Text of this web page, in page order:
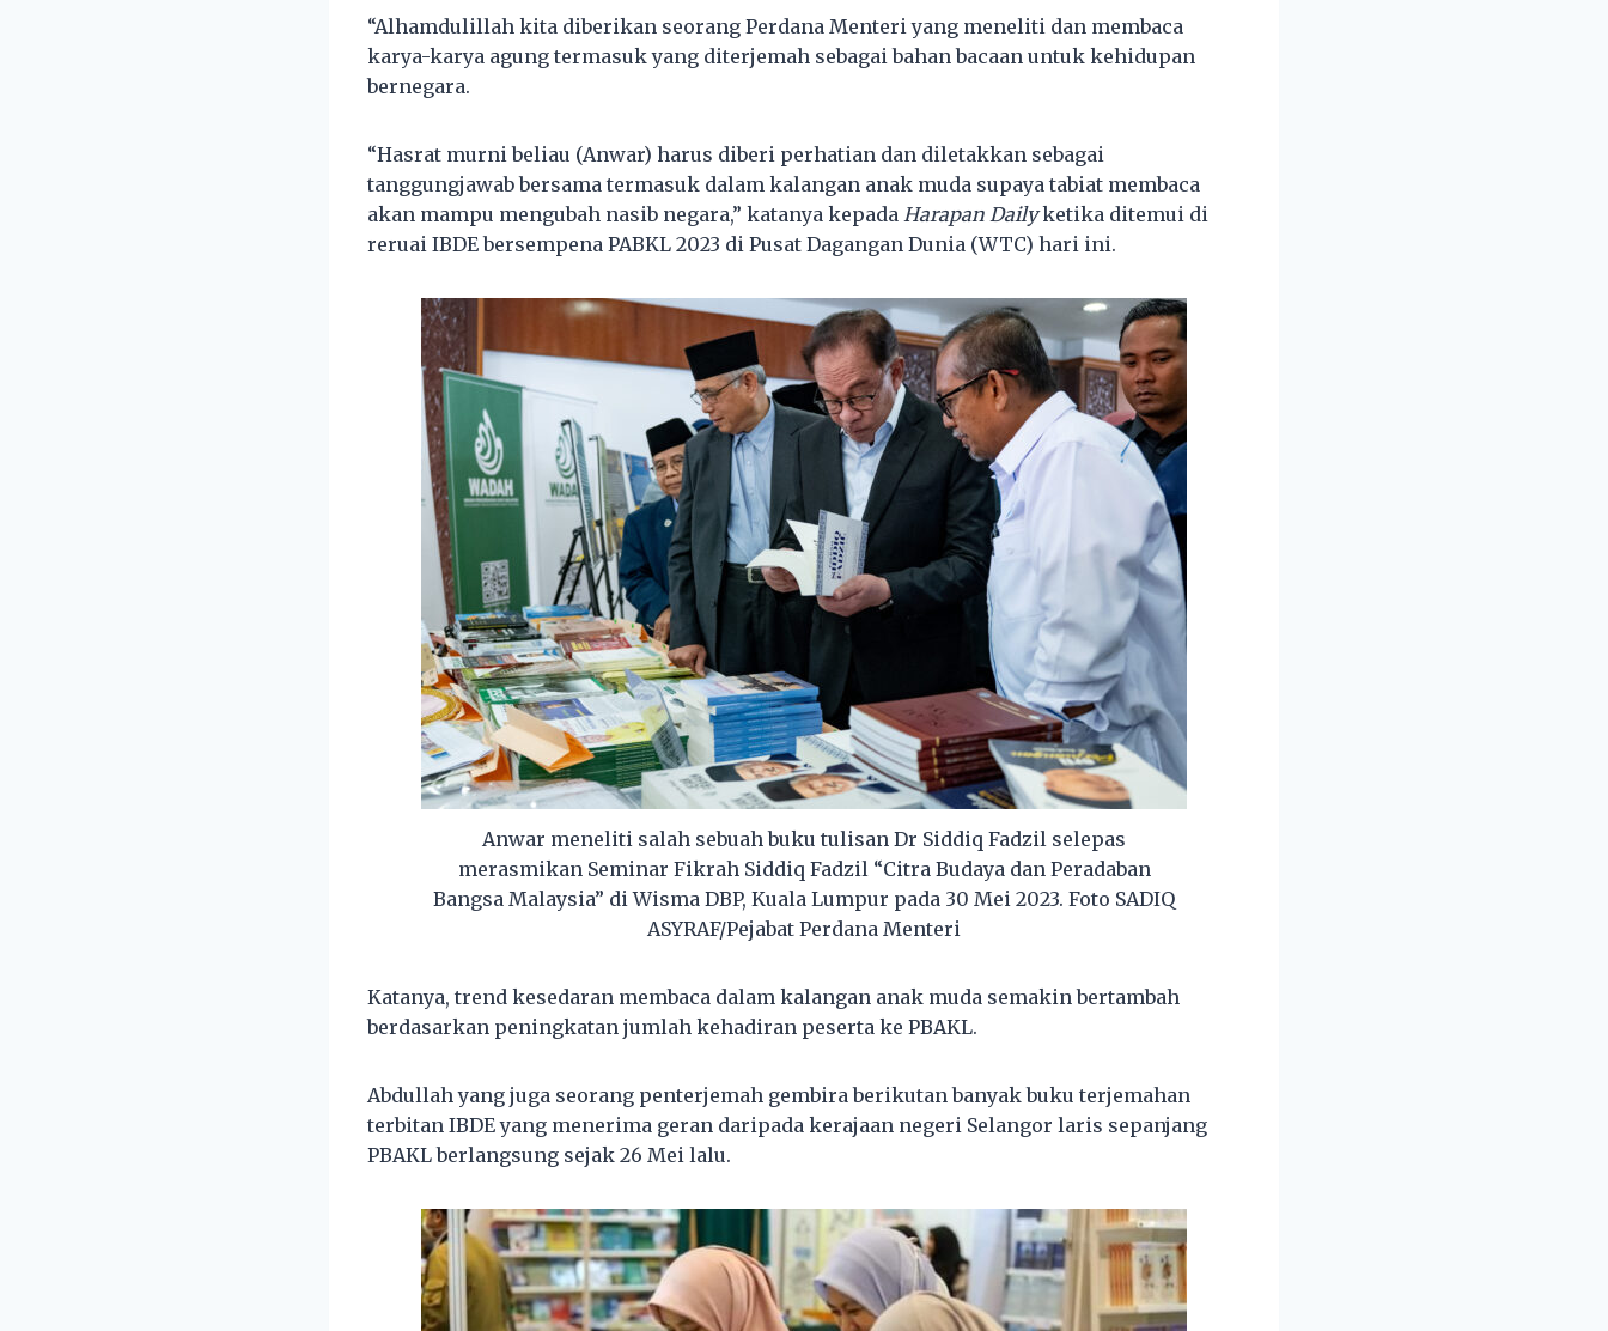
“Alhamdulillah kita diberikan seorang Perdana Menteri yang meneliti dan membaca
karya-karya agung termasuk yang diterjemah sebagai bahan bacaan untuk kehidupan
bernegara.
“Hasrat murni beliau (Anwar) harus diberi perhatian dan diletakkan sebagai
tanggungjawab bersama termasuk dalam kalangan anak muda supaya tabiat membaca
akan mampu mengubah nasib negara,” katanya kepada Harapan Dailyketika ditemui di
reruai IBDE bersempena PABKL 2023 di Pusat Dagangan Dunia (WTC) hari ini.
Anwar meneliti salah sebuah buku tulisan Dr Siddiq Fadzil selepas
merasmikan Seminar Fikrah Siddiq Fadzil “Citra Budaya dan Peradaban
Bangsa Malaysia” di Wisma DBP, Kuala Lumpur pada 30 Mei 2023. Foto SADIQ
ASYRAF/Pejabat Perdana Menteri
Katanya, trend kesedaran membaca dalam kalangan anak muda semakin bertambah
berdasarkan peningkatan jumlah kehadiran peserta ke PBAKL.
Abdullah yang juga seorang penterjemah gembira berikutan banyak buku terjemahan
terbitan IBDE yang menerima geran daripada kerajaan negeri Selangor laris sepanjang
PBAKL berlangsung sejak 26 Mei lalu.